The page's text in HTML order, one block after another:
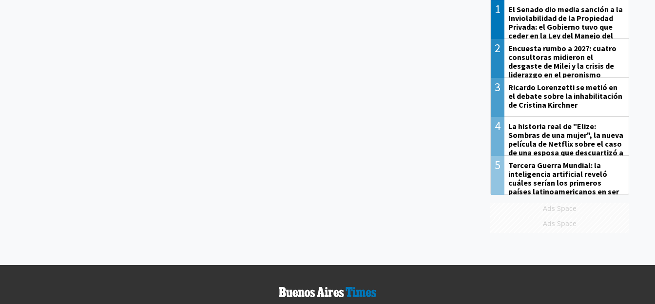
1
El Senado dio media sanción a la
Inviolabilidad de la Propiedad
Privada: el Gobierno tuvo que
ceder en la Ley del Manejo del
Fuego
2
Encuesta rumbo a 2027: cuatro
consultoras midieron el
desgaste de Milei y la crisis de
liderazgo en el peronismo
3
Ricardo Lorenzetti se metió en
el debate sobre la inhabilitación
de Cristina Kirchner
4
La historia real de "Elize:
Sombras de una mujer", la nueva
película de Netflix sobre el caso
de una esposa que descuartizó a
su marido
5
Tercera Guerra Mundial: la
inteligencia artificial reveló
cuáles serían los primeros
países latinoamericanos en ser
Ads Space
Ads Space